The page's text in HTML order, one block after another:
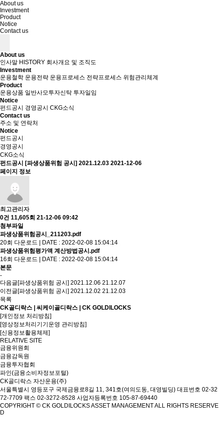
About us
Investment
Product
Notice
Contact us
About us
인사말 HISTORY 회사개요 및 조직도
Investment
운용철학 운용전략 운용프로세스 전략프로세스 위험관리체계
Product
운용상품 일반사모투자신탁 투자일임
Notice
펀드공시
경영공시 CKG소식
Contact us
주소 및 연락처
Notice
펀드공시
경영공시
CKG소식
펀드공시
[파생상품위험 공시] 2021.12.03 2021-12-06
페이지 정보
최고관리자
0건 11,605회 21-12-06 09:42
첨부파일
파생상품위험공시_211203.pdf
20회 다운로드 | DATE : 2022-02-08 15:04:14
파생상품위험평가액 계산방법공시.pdf
16회 다운로드 | DATE : 2022-02-08 15:04:14
본문
-
다음글[파생상품위험 공시] 2021.12.06 21.12.07
이전글[파생상품위험 공시] 2021.12.02 21.12.03
목록
CK골디락스 | 씨케이골디락스 | CK GOLDILOCKS
[개인정보 처리방침]
[영상정보처리기기운영 관리방침]
[신용정보활용체제]
RELATIVE SITE
금융위원회
금융감독원
금융투자협회
파인(금융소비자정보포털)
CK골디락스 자산운용(주)
서울특별시 영등포구 국제금융로8길 11, 341호(여의도동, 대영빌딩) 대표번호 02-32
72-7709 팩스 02-3272-8528 사업자등록번호 105-87-69440
COPYRIGHT © CK GOLDILOCKS ASSET MANAGEMENT ALL RIGHTS RESERVE
D